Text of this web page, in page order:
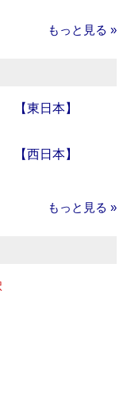
もっと見る »
東日本】
西日本】
もっと見る »